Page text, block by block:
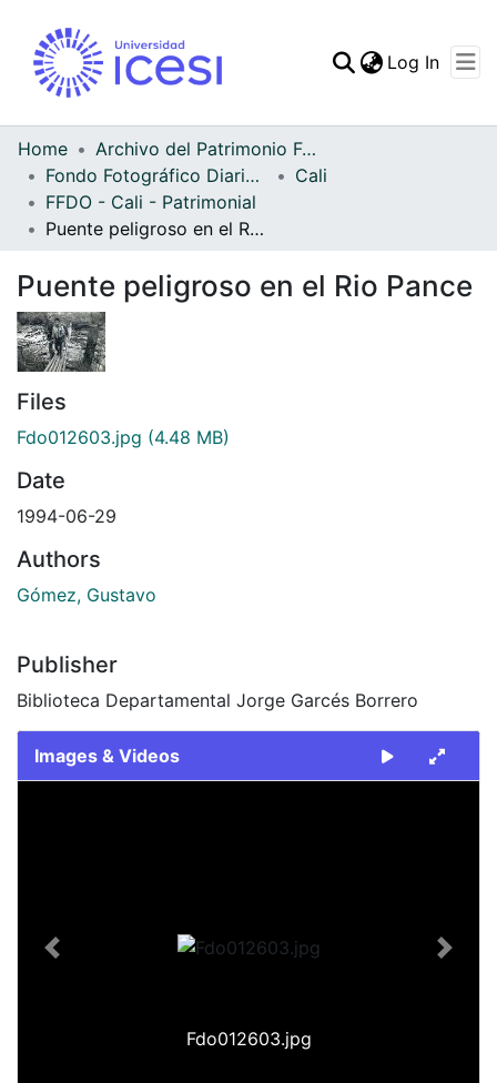
Statistics
Log In
Home
Archivo del Patrimonio Fotográfico y Fílmico del Valle del Cauca
Fondo Fotográfico Diario Occidente
Cali
FFDO - Cali - Patrimonial
Puente peligroso en el Rio Pance
Puente peligroso en el Rio Pance
Files
Fdo012603.jpg (4.48 MB)
Date
1994-06-29
Authors
Gómez, Gustavo
Publisher
Biblioteca Departamental Jorge Garcés Borrero
Images & Videos
Fdo012603.jpg
Previous Next